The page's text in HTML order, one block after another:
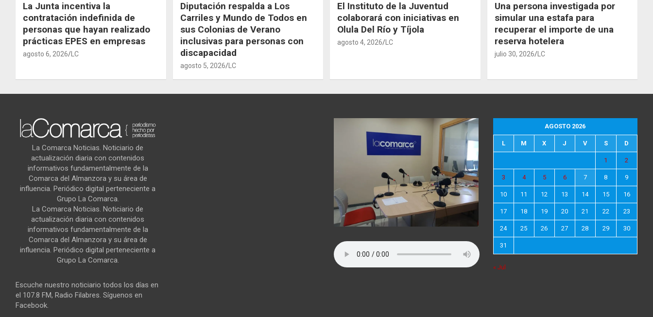
La Junta incentiva la
contratación indefinida de
personas que hayan realizado
prácticas EPES en empresas
agosto 6, 2026 LC
Diputación respalda a Los
Carriles y Mundo de Todos en
sus Colonias de Verano
inclusivas para personas con
discapacidad
agosto 5, 2026 LC
El Instituto de la Juventud
colaborará con iniciativas en
Olula Del Río y Tíjola
agosto 4, 2026 LC
Una persona investigada por
simular una estafa para
recuperar el importe de una
reserva hotelera
julio 30, 2026 LC
La Comarca Noticias. Noticiario de
actualización diaria con contenidos
informativos fundamentalmente de la
Comarca del Almanzora y su área de
influencia. Periódico digital perteneciente a
Grupo La Comarca.
La Comarca Noticias. Noticiario de
actualización diaria con contenidos
informativos fundamentalmente de la
Comarca del Almanzora y su área de
influencia. Periódico digital perteneciente a
Grupo La Comarca.
Escuche nuestro noticiario todos los días en
el 107.8 FM, Radio Filabres. Síguenos en
Facebook.
AGOSTO 2026
L M X J V S D
1 2
3 4 5 6 7 8 9
10 11 12 13 14 15 16
17 18 19 20 21 22 23
24 25 26 27 28 29 30
31
« Jul